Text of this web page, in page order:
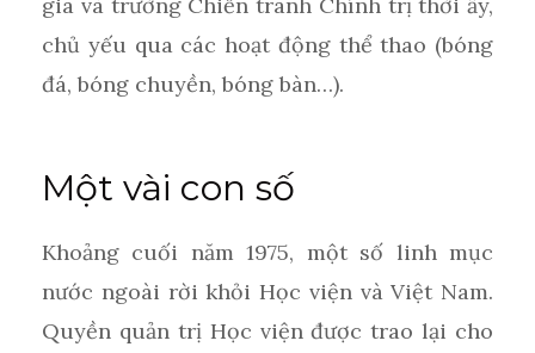
chủ yếu qua các hoạt động thể thao (bóng
đá, bóng chuyền, bóng bàn…).
Một vài con số
Khoảng cuối năm 1975, một số linh mục
nước ngoài rời khỏi Học viện và Việt Nam.
Quyền quản trị Học viện được trao lại cho